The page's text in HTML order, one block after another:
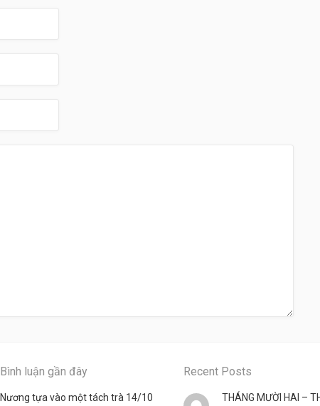
Bình luận gần đây
Nương tựa vào một tách trà 14/10
Recent Posts
THÁNG MƯỜI HAI –